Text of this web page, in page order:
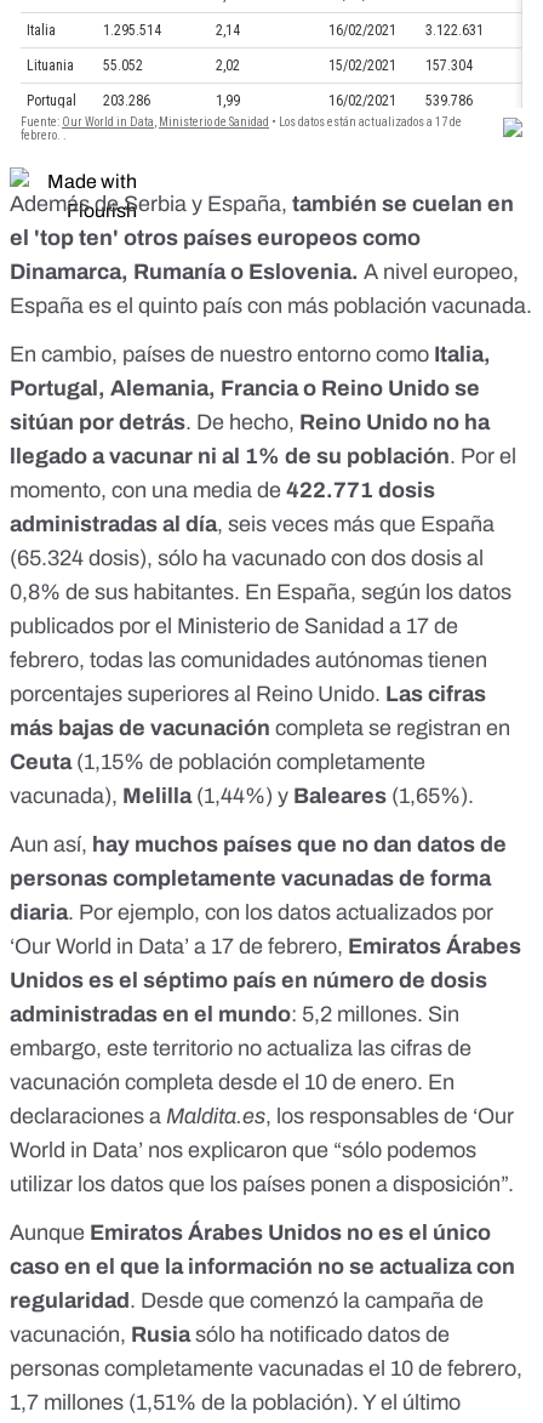
Además de Serbia y España, también se cuelan en
el 'top ten' otros países europeos como
Dinamarca, Rumanía o Eslovenia. A nivel europeo,
España es el quinto país con más población vacunada.
En cambio, países de nuestro entorno como Italia,
Portugal, Alemania, Francia o Reino Unido se
sitúan por detrás. De hecho, Reino Unido no ha
llegado a vacunar ni al 1% de su población. Por el
momento, con una media de 422.771 dosis
administradas al día, seis veces más que España
(65.324 dosis), sólo ha vacunado con dos dosis al
0,8% de sus habitantes. En España, según los datos
publicados por el Ministerio de Sanidad a 17 de
febrero, todas las comunidades autónomas tienen
porcentajes superiores al Reino Unido. Las cifras
más bajas de vacunación completa se registran en
Ceuta (1,15% de población completamente
vacunada), Melilla (1,44%) y Baleares (1,65%).
Aun así, hay muchos países que no dan datos de
personas completamente vacunadas de forma
diaria. Por ejemplo, con los datos actualizados por
‘Our World in Data’ a 17 de febrero, Emiratos Árabes
Unidos es el séptimo país en número de dosis
administradas en el mundo: 5,2 millones. Sin
embargo, este territorio no actualiza las cifras de
vacunación completa desde el 10 de enero. En
declaraciones a Maldita.es, los responsables de ‘Our
World in Data’ nos explicaron que “sólo podemos
utilizar los datos que los países ponen a disposición”.
Aunque Emiratos Árabes Unidos no es el único
caso en el que la información no se actualiza con
regularidad . Desde que comenzó la campaña de
vacunación, Rusiasólo ha notificado datos de
personas completamente vacunadas el 10 de febrero,
1,7 millones (1,51% de la población). Y el último